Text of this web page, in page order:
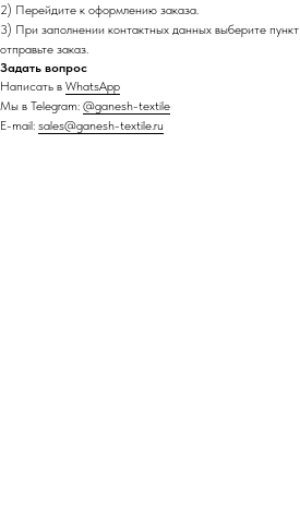
2) Перейдите к оформлению заказа.
3) При заполнении контактных данных выберите пункт
отправьте заказ.
Задать вопрос
Написать в WhatsApp
Мы в Telegram: @ganesh-textile
E-mail: sales@ganesh-textile.ru